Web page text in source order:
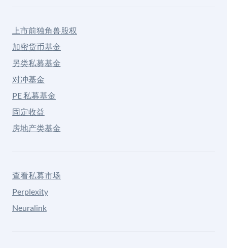
上市前独角兽股权
加密货币基金
另类私募基金
对冲基金
PE 私募基金
固定收益
房地产类基金
查看私募市场
Perplexity
Neuralink